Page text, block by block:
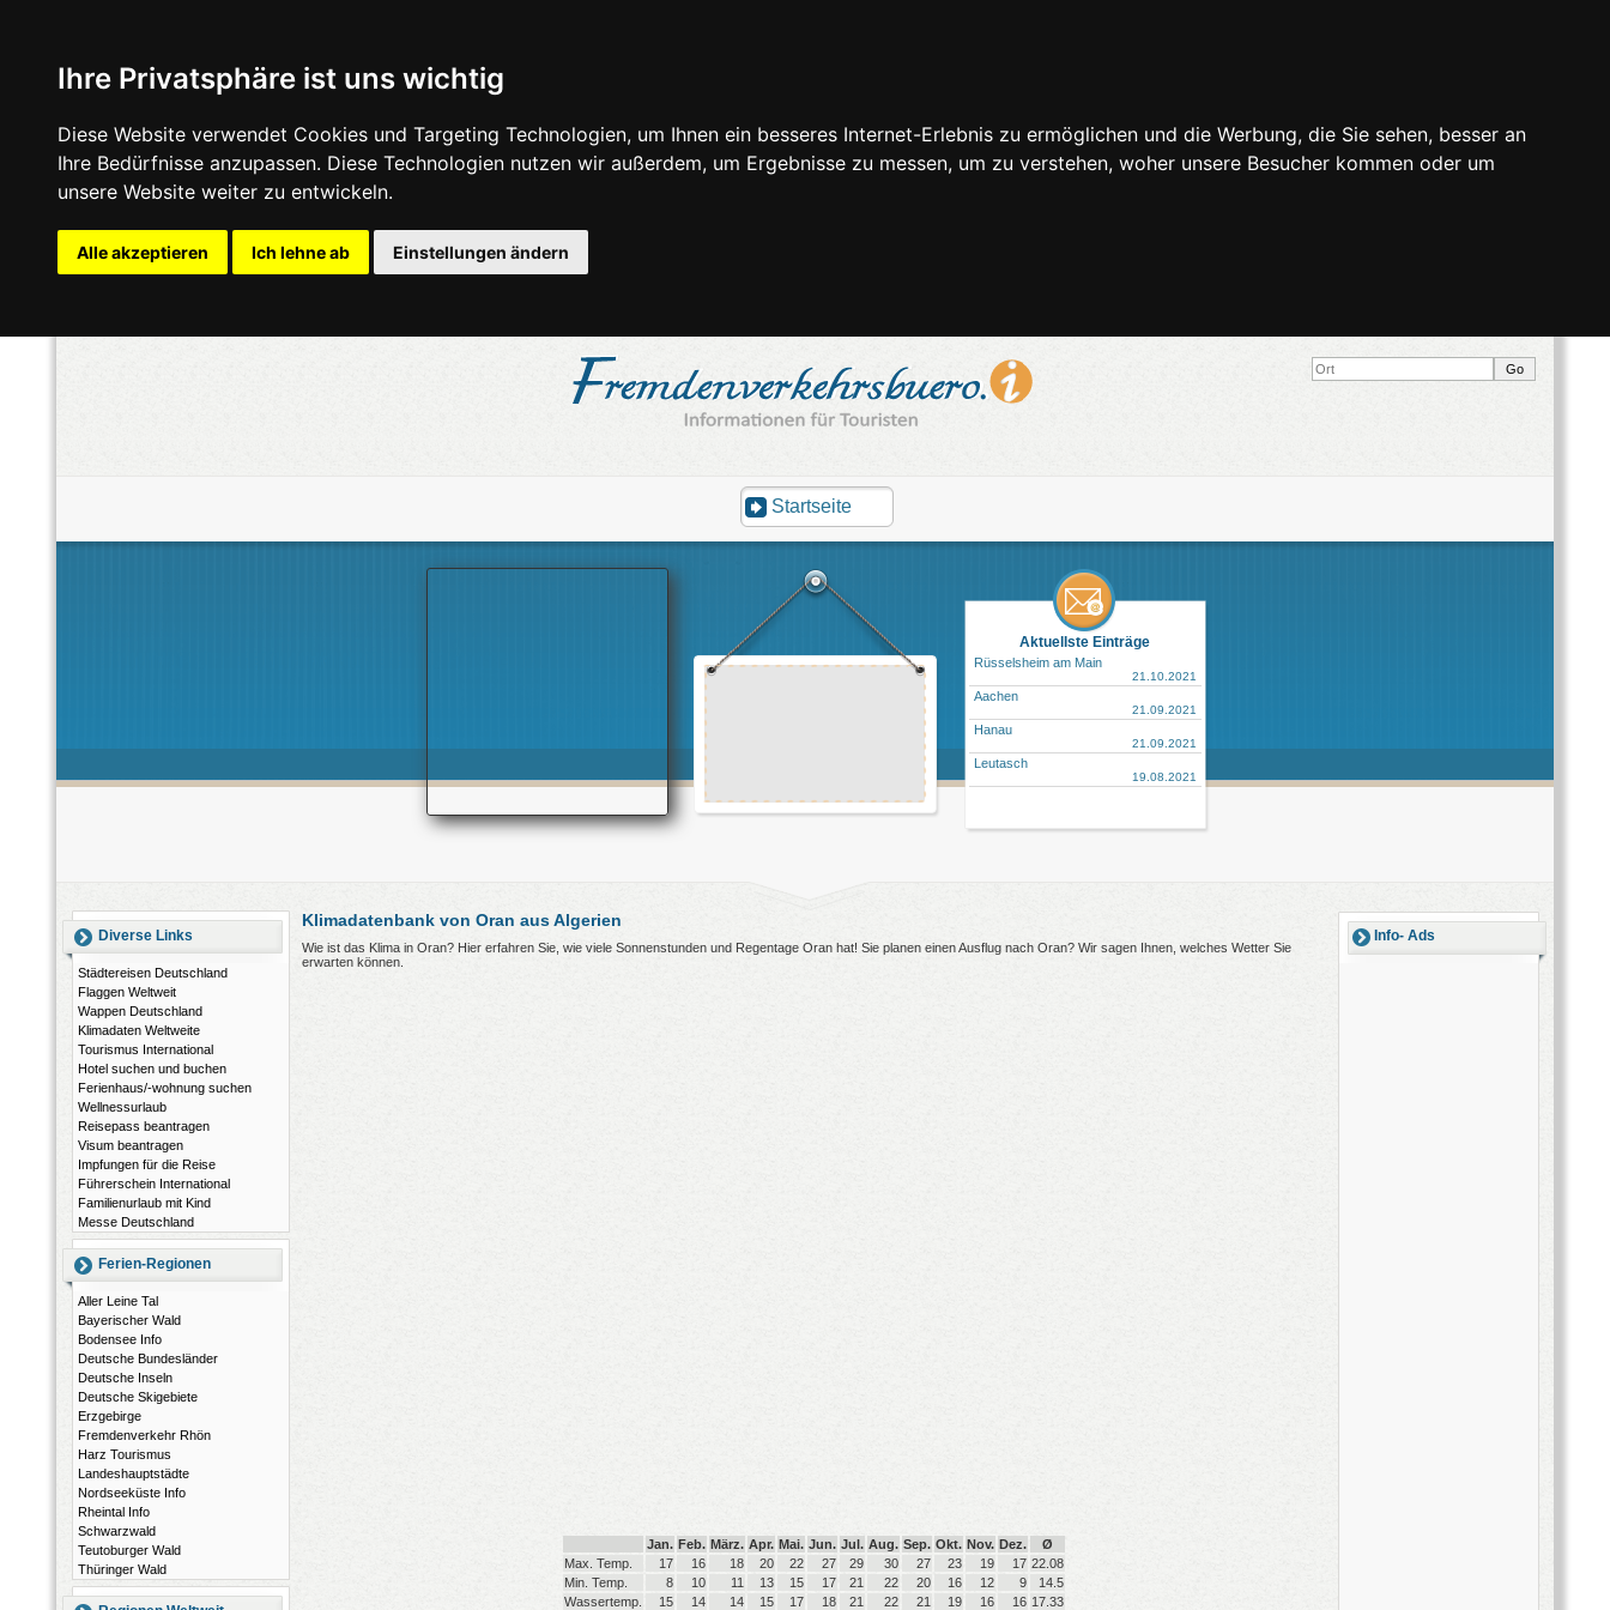
Ihre Privatsphäre ist uns wichtig
Diese Website verwendet Cookies und Targeting Technologien, um Ihnen ein besseres Internet-Erlebnis zu ermöglichen und die Werbung, die Sie sehen, besser an
Ihre Bedürfnisse anzupassen. Diese Technologien nutzen wir außerdem, um Ergebnisse zu messen, um zu verstehen, woher unsere Besucher kommen oder um
unsere Website weiter zu entwickeln.
Alle akzeptieren Ich lehne ab Einstellungen ändern
Startseite
Aktuellste Einträge
Rüsselsheim am Main
21.10.2021
Aachen
21.09.2021
Hanau
21.09.2021
Leutasch
19.08.2021
Diverse Links
Städtereisen Deutschland
Flaggen Weltweit
Wappen Deutschland
Klimadaten Weltweite
Tourismus International
Hotel suchen und buchen
Ferienhaus/-wohnung suchen
Wellnessurlaub
Reisepass beantragen
Visum beantragen
Impfungen für die Reise
Führerschein International
Familienurlaub mit Kind
Messe Deutschland
Ferien-Regionen
Aller Leine Tal
Bayerischer Wald
Bodensee Info
Deutsche Bundesländer
Deutsche Inseln
Deutsche Skigebiete
Erzgebirge
Fremdenverkehr Rhön
Harz Tourismus
Landeshauptstädte
Nordseeküste Info
Rheintal Info
Schwarzwald
Teutoburger Wald
Thüringer Wald
Info- Ads
Klimadatenbank von Oran aus Algerien
Wie ist das Klima in Oran? Hier erfahren Sie, wie viele Sonnenstunden und Regentage Oran hat! Sie planen einen Ausflug nach Oran? Wir sagen Ihnen, welches Wetter Sie
erwarten können.
Jan. Feb. März. Apr. Mai. Jun. Jul. Aug. Sep. Okt. Nov. Dez.
Ø
Max. Temp.
17 16 18 20 22 27 29 30 27 23 19 17 22.08
Min. Temp.
8 10 11 13 15 17 21 22 20 16 12 9
14.5
Wassertemp.
15 14 14 15 17 18 21 22 21 19 16 16 17.33